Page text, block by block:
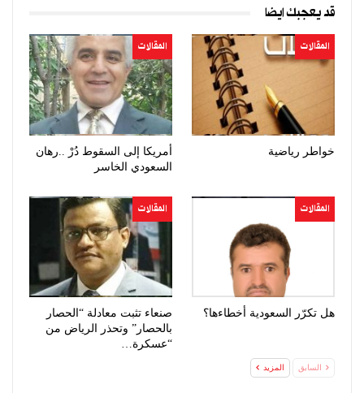
قد يعجبك ايضا
المقالات
خواطر رياضية
المقالات
أمريكا إلى السقوط دُرْ ..رهان
السعودي الخاسر
المقالات
هل تكرّر السعودية أخطاءها؟
المقالات
صنعاء تثبت معادلة “الحصار
بالحصار” وتحذر الرياض من
“عسكرة…
السابق المزيد